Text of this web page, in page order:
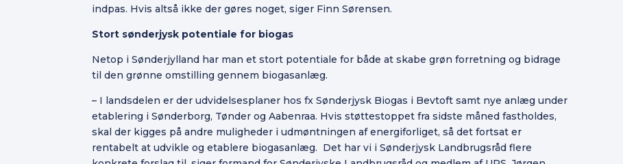
indpas. Hvis altså ikke der gøres noget, siger Finn Sørensen.
Stort sønderjysk potentiale for biogas
Netop i Sønderjylland har man et stort potentiale for både at skabe grøn forretning og bidrage
til den grønne omstilling gennem biogasanlæg.
– I landsdelen er der udvidelsesplaner hos fx Sønderjysk Biogas i Bevtoft samt nye anlæg under
etablering i Sønderborg, Tønder og Aabenraa. Hvis støttestoppet fra sidste måned fastholdes,
skal der kigges på andre muligheder i udmøntningen af energiforliget, så det fortsat er
rentabelt at udvikle og etablere biogasanlæg. Det har vi i Sønderjysk Landbrugsråd flere